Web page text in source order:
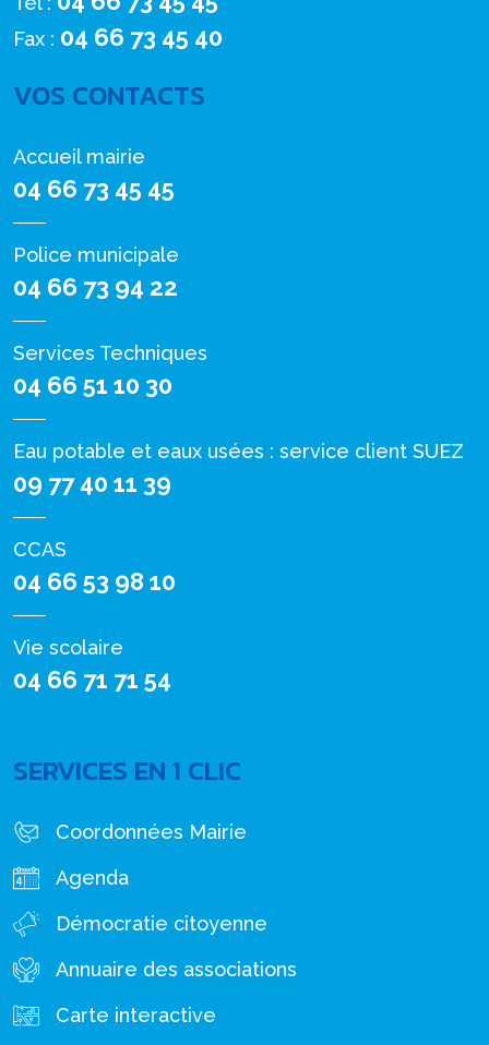
Fax : 04 66 73 45 40
VOS CONTACTS
Accueil mairie
04 66 73 45 45
Police municipale
04 66 73 94 22
Services Techniques
04 66 51 10 30
Eau potable et eaux usées : service client SUEZ
09 77 40 11 39
CCAS
04 66 53 98 10
Vie scolaire
04 66 71 71 54
SERVICES EN 1 CLIC
Coordonnées Mairie
Agenda
Démocratie citoyenne
Annuaire des associations
Carte interactive